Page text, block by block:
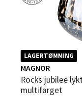
LAGERTØMMING
MAGNOR
Rocks jubilee lykt/vase 28 cm
multifarget
0 i butikk
Sandvika -